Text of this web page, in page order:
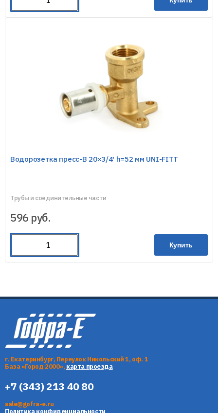
Водорозетка пресс-В 20×3/4′ h=52 мм UNI-FITT
Трубы и соединительные части
596 руб.
Купить
г. Екатеринбург, Переулок Никольский 1, оф. 1
База «Город 2000», карта проезда
+7 (343) 213 40 80
sale@gofra-e.ru
Политика конфиденциальности